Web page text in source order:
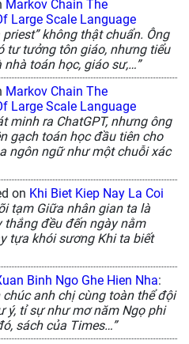
Markov Chain The
Large Scale Language
priest” không thật chuẩn. Ông
tư tưởng tôn giáo, nhưng tiểu
toán học, giáo sư,…”
Markov Chain The
Large Scale Language
minh ra ChatGPT, nhưng ông
gạch toán học đầu tiên cho
ngôn ngữ như một chuỗi xác
on Khi Biet Kiep Nay La Coi
tạm Giữa nhân gian ta là
đều đến ngày nằm
tựa khói sương Khi ta biết
Binh Ngo Ghe Hien Nha:
anh chị cùng toàn thể đội
ý, tỉ sự như mơ năm Ngọ phi
sách của Times…”